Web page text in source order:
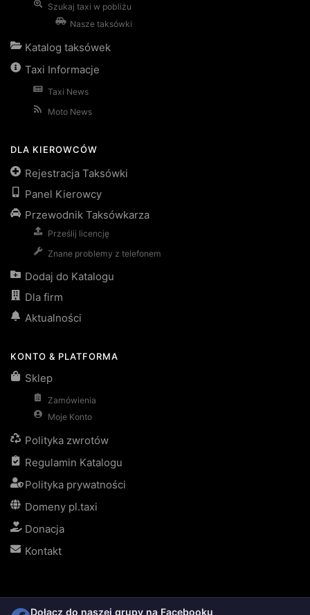
Szukaj taxi w pobliżu
Nasze taksówki
Katalog taksówek
Taxi Informacje
Taxi News
Moto News
DLA KIEROWCÓW
Rejestracja Taksówki
Panel Kierowcy
Przewodnik Taksówkarza
Prześlij licencję
Znane problemy z telefonem
Dodaj do Katalogu
Dla firm
Aktualności
KONTO & PLATFORMA
Sklep
Zamówienia
Moje Konto
Polityka zwrotów
Regulamin Katalogu
Polityka prywatności
Domeny pl.taxi
Donacja
Kontakt
Dołącz do naszej grupy na Facebooku